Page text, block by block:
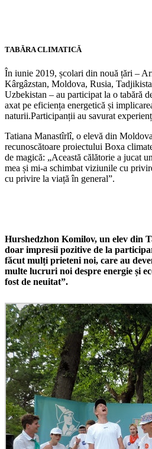
TABĂRA CLIMATICĂ
În iunie 2019, școlari din nouă țări –
Kârgâzstan, Moldova, Rusia,
Uzbekistan – au participat la o tabără
axat pe eficiența energetică și
naturii.Participanții au savurat
Tatiana Manastîrlî, o elevă din
recunoscătoare proiectului Boxa
de magică: „Această călătorie a jucat
mea și mi-a schimbat viziunile cu
cu privire la viață în general”.
Hurshedzhon Komilov, un elev din
doar impresii pozitive de la
făcut mulți prieteni noi, care au
multe lucruri noi despre energie și
fost de neuitat”.